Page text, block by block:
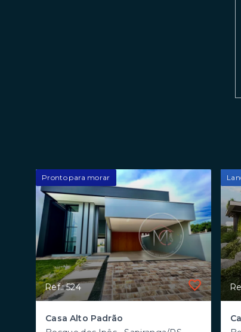
Pronto para morar
Ref.: 524
Casa Alto Padrão